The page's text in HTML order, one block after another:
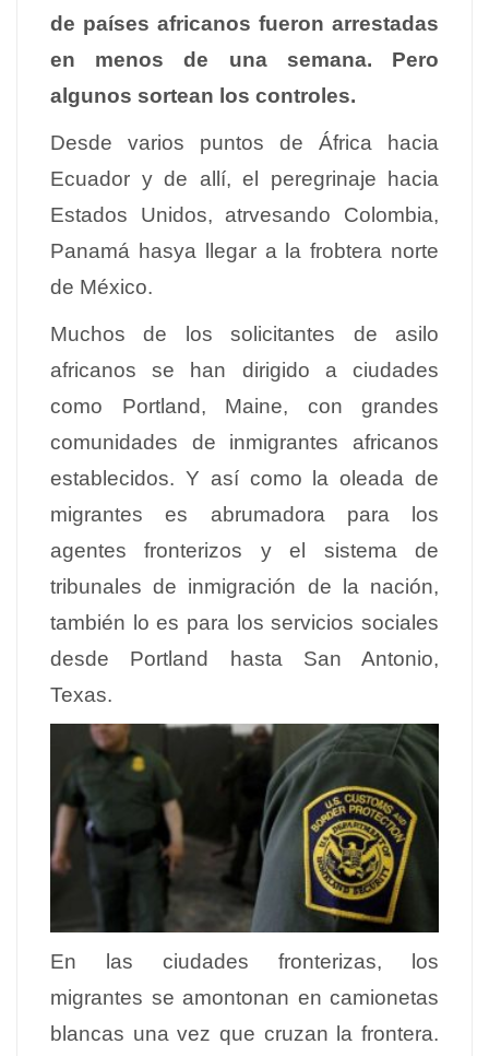
de países africanos fueron arrestadas
en menos de una semana. Pero
algunos sortean los controles.
Desde varios puntos de África hacia
Ecuador y de allí, el peregrinaje hacia
Estados Unidos, atrvesando Colombia,
Panamá hasya llegar a la frobtera norte
de México.
Muchos de los solicitantes de asilo
africanos se han dirigido a ciudades
como Portland, Maine, con grandes
comunidades de inmigrantes africanos
establecidos. Y así como la oleada de
migrantes es abrumadora para los
agentes fronterizos y el sistema de
tribunales de inmigración de la nación,
también lo es para los servicios sociales
desde Portland hasta San Antonio,
Texas.
En las ciudades fronterizas, los
migrantes se amontonan en camionetas
blancas una vez que cruzan la frontera.